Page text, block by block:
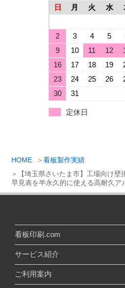
HOME
看板製作実績
【埼玉県さいたま市】工場向け
早見表を半永久的に使える高耐久ア
日
月 火 水
2
3 4 5
9
10 11 12
16
17 18 19
23
24 25 26
30
31
定休日
看板印刷.com
サービス紹介
ご利用案内